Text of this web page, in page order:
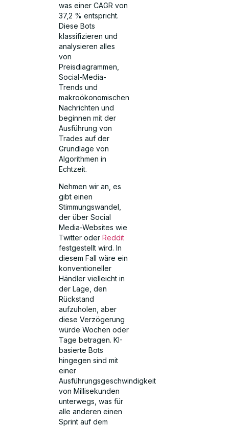
was einer CAGR von
37,2 % entspricht.
Diese Bots
klassifizieren und
analysieren alles
von
Preisdiagrammen,
Social-Media-
Trends und
makroökonomischen
Nachrichten und
beginnen mit der
Ausführung von
Trades auf der
Grundlage von
Algorithmen in
Echtzeit.
Nehmen wir an, es
gibt einen
Stimmungswandel,
der über Social
Media-Websites wie
Twitter oderReddit
festgestellt wird. In
diesem Fall wäre ein
konventioneller
Händler vielleicht in
der Lage, den
Rückstand
aufzuholen, aber
diese Verzögerung
würde Wochen oder
Tage betragen. KI-
basierte Bots
hingegen sind mit
einer
Ausführungsgeschwindigkeit
von Millisekunden
unterwegs, was für
alle anderen einen
Sprint auf dem